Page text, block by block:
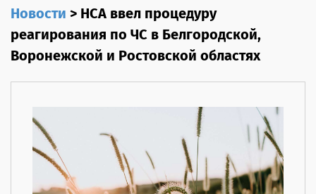
Новости>НСА ввел процедуру
реагирования по ЧС в Белгородской,
Воронежской и Ростовской областях